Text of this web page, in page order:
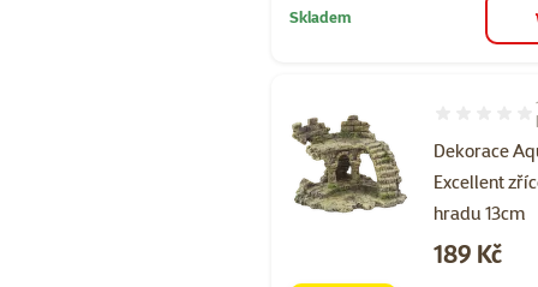
Skladem
Dekorace
Excellent
hradu 13cm
Hodnocení
Cena
189 Kč